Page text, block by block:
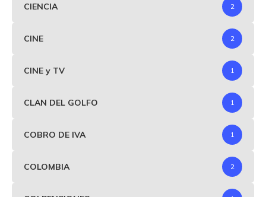
CIENCIA 2
CINE 2
CINE y TV 1
CLAN DEL GOLFO 1
COBRO DE IVA 1
COLOMBIA 2